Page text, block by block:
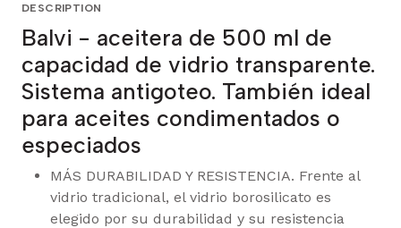
DESCRIPTION
Balvi - aceitera de 500 ml de
capacidad de vidrio transparente.
Sistema antigoteo. También ideal
para aceites condimentados o
especiados
MÁS DURABILIDAD Y RESISTENCIA. Frente al
vidrio tradicional, el vidrio borosilicato es
elegido por su durabilidad y su resistencia